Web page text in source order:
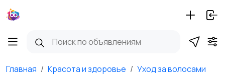
Главная Красота и здоровье Уход за волосами